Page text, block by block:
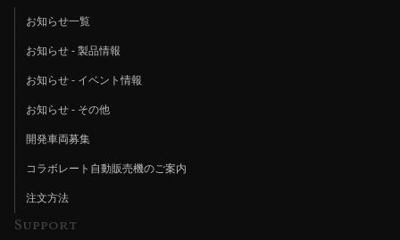
お知らせ一覧
お知らせ - 製品情報
お知らせ - イベント情報
お知らせ - その他
開発車両募集
コラボレート自動販売機のご案内
注文方法
Support